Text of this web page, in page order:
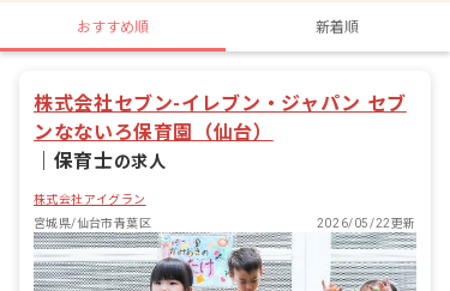
おすすめ順 新着順
株式会社セブン-イレブン・ジャパン セブ
ンなないろ保育園（仙台）
保育士の求人
株式会社アイグラン
宮城県/仙台市青葉区
2026/05/22更新